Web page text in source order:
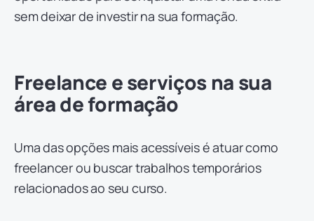
sem deixar de investir na sua formação.
Freelance e serviços na sua
área de formação
Uma das opções mais acessíveis é atuar como
freelancer ou buscar trabalhos temporários
relacionados ao seu curso.